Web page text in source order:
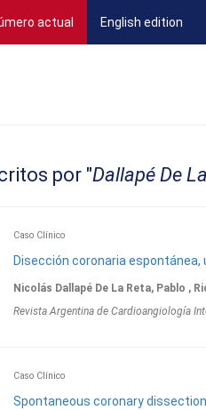
actual (current)English edition
por "Dallapé De
Caso Clínico
Disección coronaria
Nicolás Dallapé De La Reta, Pablo ,
Revista Argentina de Cardioangiologí­a
Caso Clínico
Spontaneous coronary